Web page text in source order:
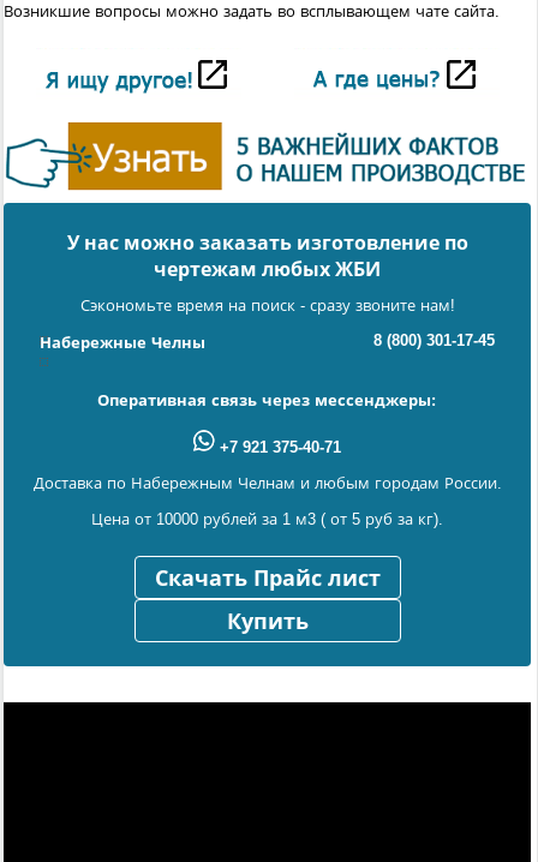
Возникшие вопросы можно задать во всплывающем чате сайта.
У нас можно заказать изготовление по
чертежам любых ЖБИ
Сэкономьте время на поиск - сразу звоните нам!
Набережные Челны 8 (800) 301-17-45
Оперативная связь через мессенджеры:
+7 921 375-40-71
Доставка по Набережным Челнам и любым городам России.
Цена от 10000 рублей за 1 м3 ( от 5 руб за кг).
Скачать Прайс лист
Купить